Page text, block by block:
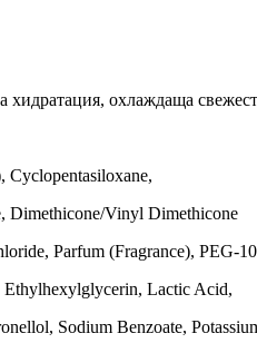
хидратация, охлаждаща
Cyclopentasiloxane,
Dimethicone/Vinyl Dimethicone
Parfum (Fragrance), PEG-10
Ethylhexylglycerin, Lactic Acid,
Sodium Benzoate,